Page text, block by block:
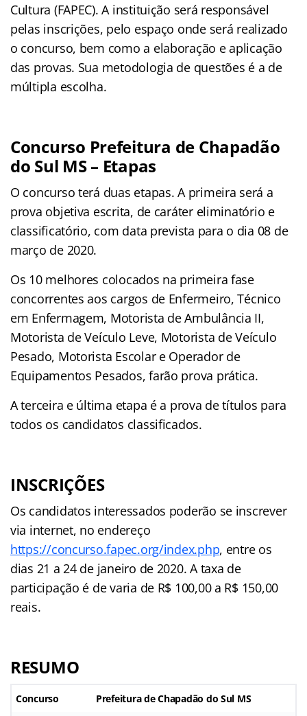
Cultura (FAPEC). A instituição será responsável
pelas inscrições, pelo espaço onde será realizado
o concurso, bem como a elaboração e aplicação
das provas. Sua metodologia de questões é a de
múltipla escolha.
Concurso Prefeitura de Chapadão
do Sul MS – Etapas
O concurso terá duas etapas. A primeira será a
prova objetiva escrita, de caráter eliminatório e
classificatório, com data prevista para o dia 08 de
março de 2020.
Os 10 melhores colocados na primeira fase
concorrentes aos cargos de Enfermeiro, Técnico
em Enfermagem, Motorista de Ambulância II,
Motorista de Veículo Leve, Motorista de Veículo
Pesado, Motorista Escolar e Operador de
Equipamentos Pesados, farão prova prática.
A terceira e última etapa é a prova de títulos para
todos os candidatos classificados.
INSCRIÇÕES
Os candidatos interessados poderão se inscrever
via internet, no endereço
https://concurso.fapec.org/index.php, entre os
dias 21 a 24 de janeiro de 2020. A taxa de
participação é de varia de R$ 100,00 a R$ 150,00
reais.
RESUMO
Concurso Prefeitura de Chapadão do Sul MS